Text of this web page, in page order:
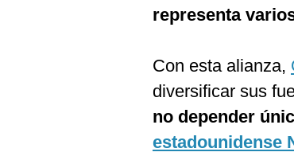
representa
Con esta alianza,
diversificar sus
no depender
estadounidense